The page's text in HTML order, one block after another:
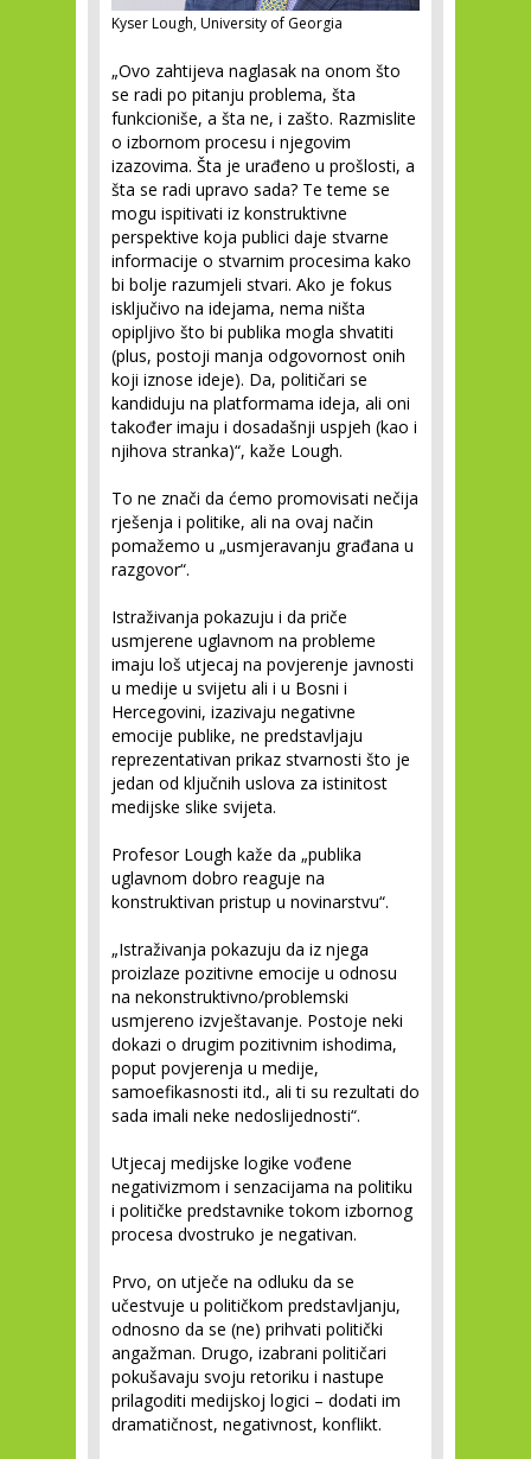
Kyser Lough, University of Georgia
„Ovo zahtijeva naglasak na onom što
se radi po pitanju problema, šta
funkcioniše, a šta ne, i zašto. Razmislite
o izbornom procesu i njegovim
izazovima. Šta je urađeno u prošlosti, a
šta se radi upravo sada? Te teme se
mogu ispitivati iz konstruktivne
perspektive koja publici daje stvarne
informacije o stvarnim procesima kako
bi bolje razumjeli stvari. Ako je fokus
isključivo na idejama, nema ništa
opipljivo što bi publika mogla shvatiti
(plus, postoji manja odgovornost onih
koji iznose ideje). Da, političari se
kandiduju na platformama ideja, ali oni
također imaju i dosadašnji uspjeh (kao i
njihova stranka)“, kaže Lough.
To ne znači da ćemo promovisati nečija
rješenja i politike, ali na ovaj način
pomažemo u „usmjeravanju građana u
razgovor“.
Istraživanja pokazuju i da priče
usmjerene uglavnom na probleme
imaju loš utjecaj na povjerenje javnosti
u medije u svijetu ali i u Bosni i
Hercegovini, izazivaju negativne
emocije publike, ne predstavljaju
reprezentativan prikaz stvarnosti što je
jedan od ključnih uslova za istinitost
medijske slike svijeta.
Profesor Lough kaže da „publika
uglavnom dobro reaguje na
konstruktivan pristup u novinarstvu“.
„Istraživanja pokazuju da iz njega
proizlaze pozitivne emocije u odnosu
na nekonstruktivno/problemski
usmjereno izvještavanje. Postoje neki
dokazi o drugim pozitivnim ishodima,
poput povjerenja u medije,
samoefikasnosti itd., ali ti su rezultati do
sada imali neke nedoslijednosti“.
Utjecaj medijske logike vođene
negativizmom i senzacijama na politiku
i političke predstavnike tokom izbornog
procesa dvostruko je negativan.
Prvo, on utječe na odluku da se
učestvuje u političkom predstavljanju,
odnosno da se (ne) prihvati politički
angažman. Drugo, izabrani političari
pokušavaju svoju retoriku i nastupe
prilagoditi medijskoj logici – dodati im
dramatičnost, negativnost, konflikt.